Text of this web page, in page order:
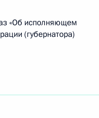
«Об исполняющем
(губернатора)